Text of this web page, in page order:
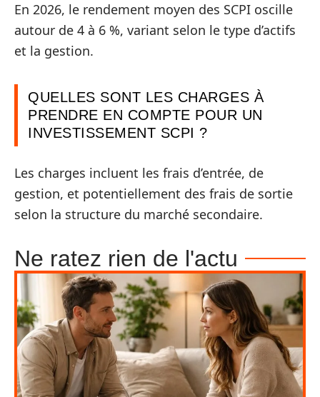
En 2026, le rendement moyen des SCPI oscille
autour de 4 à 6 %, variant selon le type d’actifs
et la gestion.
QUELLES SONT LES CHARGES À
PRENDRE EN COMPTE POUR UN
INVESTISSEMENT SCPI ?
Les charges incluent les frais d’entrée, de
gestion, et potentiellement des frais de sortie
selon la structure du marché secondaire.
Ne ratez rien de l'actu